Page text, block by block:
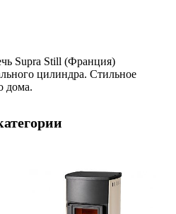
Supra Still (Франция)
цилиндра. Стильное
дома.